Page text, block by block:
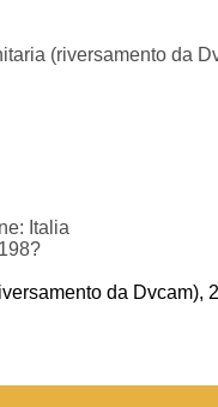
(riversamento da
Italia
da Dvcam),